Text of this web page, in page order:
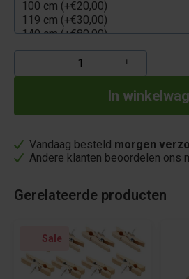
+
Vandaag besteld morgen
Andere klanten beoordelen ons
Gerelateerde producten
Sale